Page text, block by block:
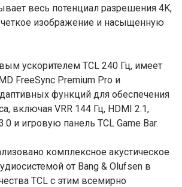
весь потенциал разрешения 4K,
четкое изображение и насыщенную
ускорителем TCL 240 Гц, имеет
FreeSync Premium Pro и
функций для обеспечения
включая VRR 144 Гц, HDMI 2.1,
и игровую панель TCL Game Bar.
комплексное акустическое
от Bang & Olufsen в
TCL с этим всемирно